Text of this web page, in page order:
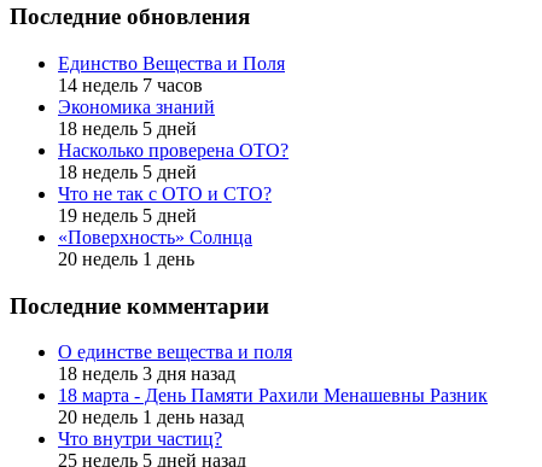
Последние обновления
Единство Вещества и Поля
14 недель 7 часов
Экономика знаний
18 недель 5 дней
Насколько проверена ОТО?
18 недель 5 дней
Что не так с ОТО и СТО?
19 недель 5 дней
«Поверхность» Солнца
20 недель 1 день
Последние комментарии
О единстве вещества и поля
18 недель 3 дня назад
18 марта - День Памяти Рахили Менашевны Разник
20 недель 1 день назад
Что внутри частиц?
25 недель 5 дней назад